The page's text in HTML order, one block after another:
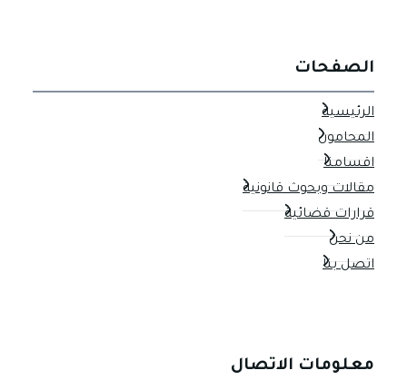
الصفحات
الرئيسية
المحامون
اقسامنا
مقالات وبحوث قانونية
قرارات قضائية
من نحن
اتصل بنا
معلومات الاتصال